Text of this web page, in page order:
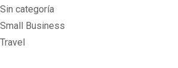
Sin categoría
Small Business
Travel